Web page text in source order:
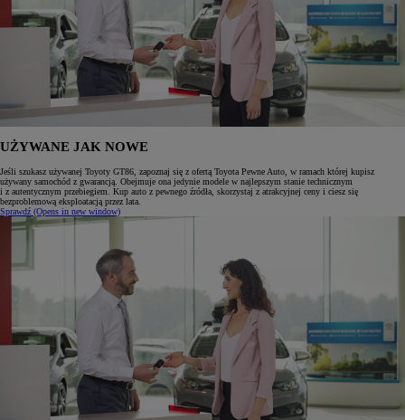
UŻYWANE JAK NOWE
Jeśli szukasz używanej Toyoty GT86, zapoznaj się z ofertą Toyota Pewne Auto, w ramach której kupisz
używany samochód z gwarancją. Obejmuje ona jedynie modele w najlepszym stanie technicznym
i z autentycznym przebiegiem. Kup auto z pewnego źródła, skorzystaj z atrakcyjnej ceny i ciesz się
bezproblemową eksploatacją przez lata.
Sprawdź (Opens in new window)